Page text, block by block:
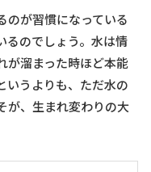
のが習慣になっている
るのでしょう。水は情
が溜まった時ほど本能
いうよりも、ただ水の
が、生まれ変わりの大